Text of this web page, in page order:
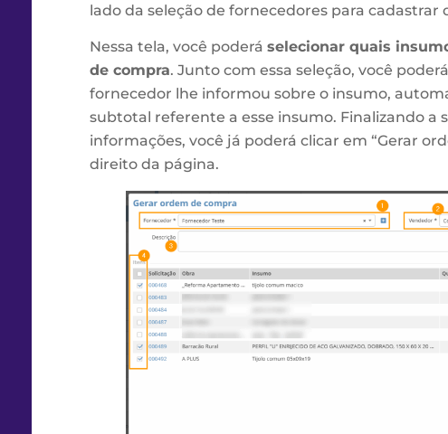
lado da seleção de fornecedores para cadastrar
Nessa tela, você poderá selecionar quais
de compra. Junto com essa seleção, você
fornecedor lhe informou sobre o insumo,
subtotal referente a esse insumo. Finalizando a
informações, você já poderá clicar em “Gerar
direito da página.